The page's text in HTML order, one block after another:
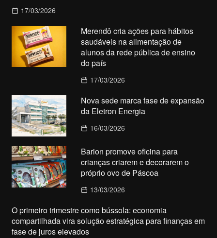
17/03/2026
Merendô cria ações para hábitos
saudáveis na alimentação de
alunos da rede pública de ensino
do país
17/03/2026
Nova sede marca fase de expansão
da Eletron Energia
16/03/2026
Barion promove oficina para
crianças criarem e decorarem o
próprio ovo de Páscoa
13/03/2026
O primeiro trimestre como bússola: economia
compartilhada vira solução estratégica para finanças em
fase de juros elevados